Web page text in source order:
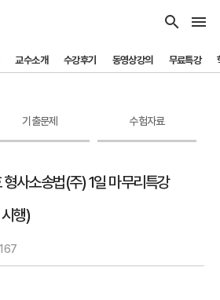
search menu
교수소개 수강후기 동영상강의 무료특강
기출문제 수험자료
사소송법(주) 1일 마무리특강
행)